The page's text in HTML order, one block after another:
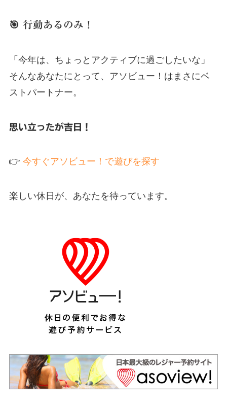
🎯 行動あるのみ！
「今年は、ちょっとアクティブに過ごしたいな」
そんなあなたにとって、アソビュー！はまさにベ
ストパートナー。
思い立ったが吉日！
👉 今すぐアソビュー！で遊びを探す
楽しい休日が、あなたを待っています。